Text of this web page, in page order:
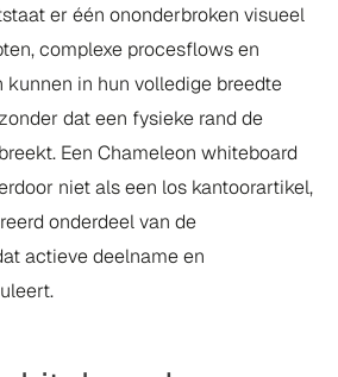
er één ononderbroken visueel
complexe procesflows en
in hun volledige breedte
dat een fysieke rand de
Een Chameleon whiteboard
niet als een los kantoorartikel,
onderdeel van de
actieve deelname en